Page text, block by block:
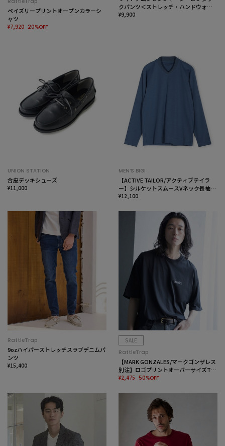
ペイズリープリントオープンカラーシ
ャツ
¥7,920 20%OFF
クパンツ＜ストレッチ・ハンドウォッ
シャブル＞
¥9,900
UNION STATION
合皮デッキシューズ
¥11,000
MEN’S BIGI
【ACTIVE TAILOR/アクティブテイラ
ー】シルケットスムースVネック長袖T
シャツ
¥12,100
RattleTrap
9ozハイパーストレッチスラブデニムパ
ンツ
¥15,400
SALE
RattleTrap
【MARK GONZALES/マークゴンザレス
別注】ロゴプリントオーバーサイズTシ
ャツ
¥2,475 50%OFF